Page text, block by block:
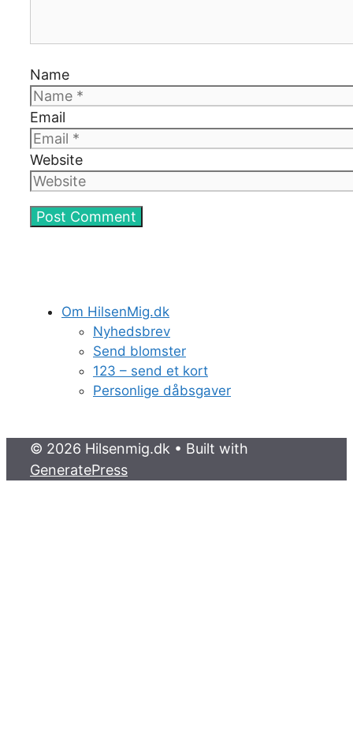
Name
Email
Website
Om HilsenMig.dk
Nyhedsbrev
Send blomster
123 – send et kort
Personlige dåbsgaver
© 2026 Hilsenmig.dk • Built with
GeneratePress